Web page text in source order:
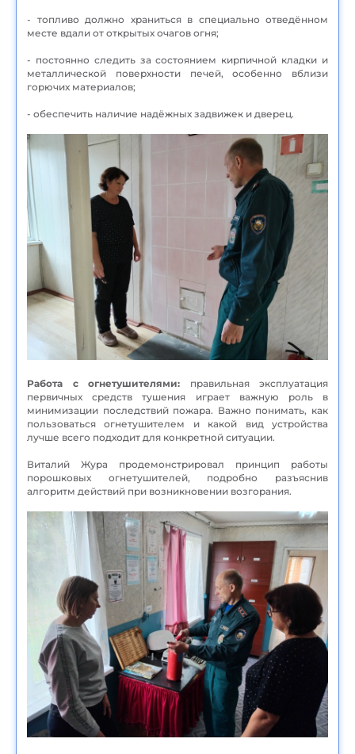
- топливо должно храниться в специально отведённом
месте вдали от открытых очагов огня;
- постоянно следить за состоянием кирпичной кладки и
металлической поверхности печей, особенно вблизи
горючих материалов;
- обеспечить наличие надёжных задвижек и дверец.
Работа с огнетушителями: правильная эксплуатация
первичных средств тушения играет важную роль в
минимизации последствий пожара. Важно понимать, как
пользоваться огнетушителем и какой вид устройства
лучше всего подходит для конкретной ситуации.
Виталий Жура продемонстрировал принцип работы
порошковых огнетушителей, подробно разъяснив
алгоритм действий при возникновении возгорания.